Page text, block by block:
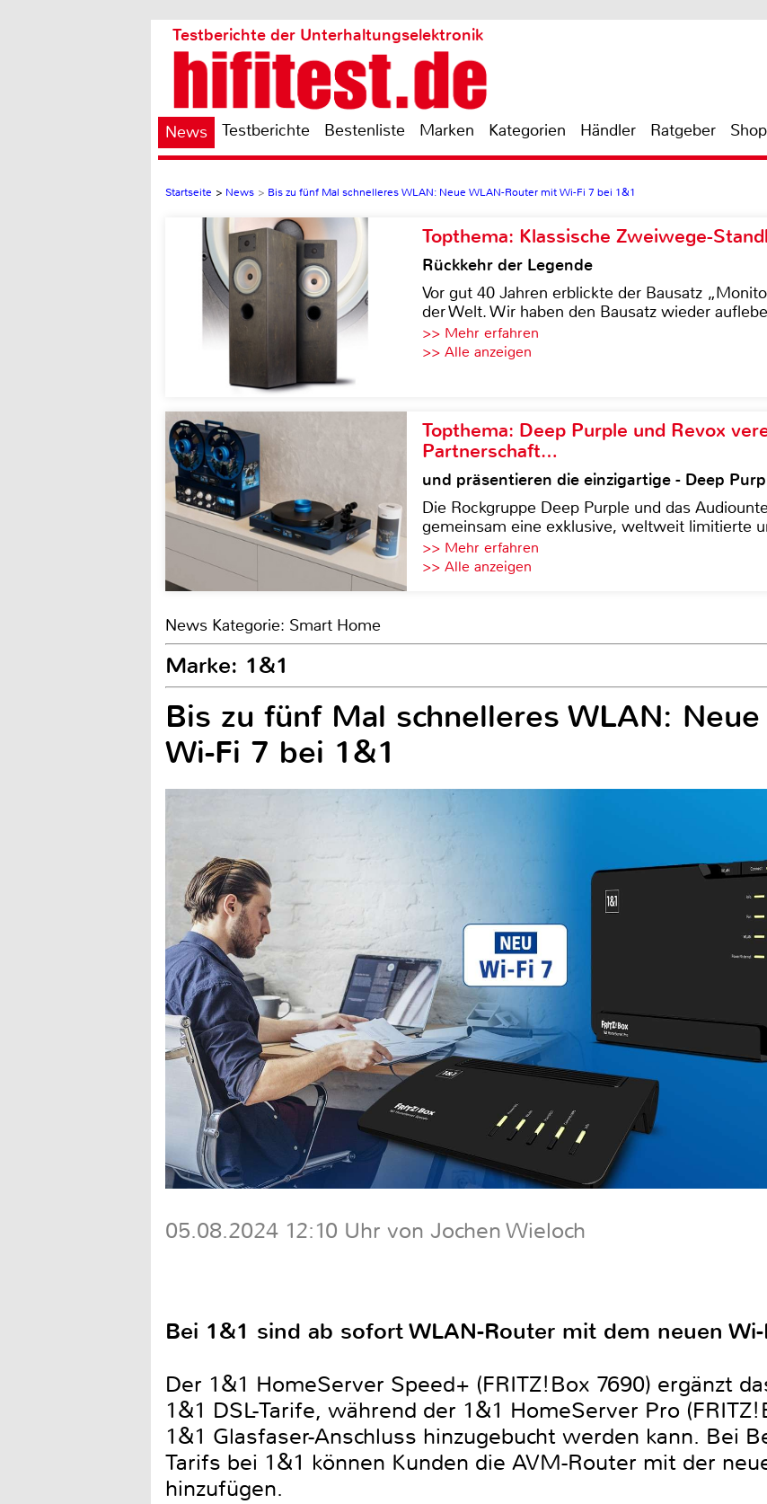
Testberichte der Unterhaltungselektronik
News Testberichte Bestenliste Marken Kategorien Händler Ratgeber Shop
Startseite > News > Bis zu fünf Mal schnelleres WLAN: Neue WLAN-Router mit Wi-Fi 7 bei 1&1
Topthema: Klassische Zweiwege-
Rückkehr der Legende
Vor gut 40 Jahren erblickte der Bausatz
der Welt. Wir haben den Bausatz wieder
>> Mehr erfahren
>> Alle anzeigen
Topthema: Deep Purple und Revox
Partnerschaft…
und präsentieren die einzigartige - Deep
Die Rockgruppe Deep Purple und das
gemeinsam eine exklusive, weltweit limitierte
>> Mehr erfahren
>> Alle anzeigen
News Kategorie: Smart Home
Marke: 1&1
Bis zu fünf Mal schnelleres WLAN:
Wi-Fi 7 bei 1&1
05.08.2024 12:10 Uhr von Jochen Wieloch
Bei 1&1 sind ab sofort WLAN-Router mit dem neuen
Der 1&1 HomeServer Speed+ (FRITZ!Box 7690) ergänzt
1&1 DSL-Tarife, während der 1&1 HomeServer Pro
1&1 Glasfaser-Anschluss hinzugebucht werden kann. Bei
Tarifs bei 1&1 können Kunden die AVM-Router mit der
hinzufügen.